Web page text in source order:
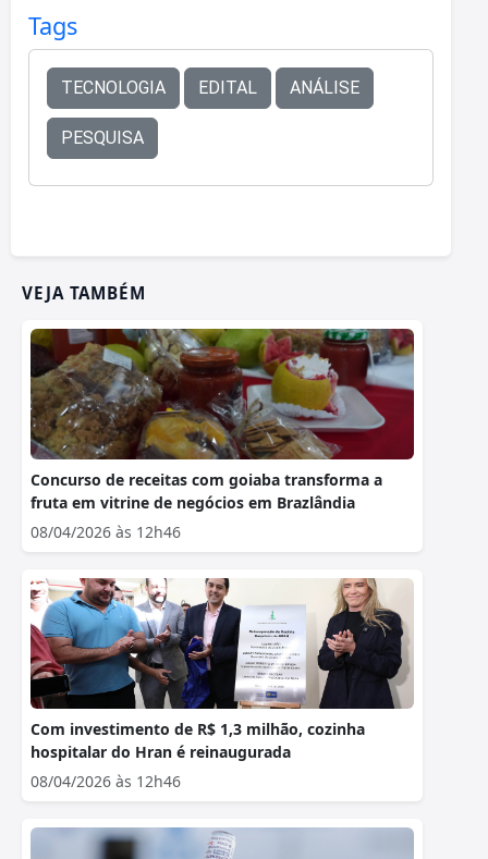
Tags
TECNOLOGIA EDITAL ANÁLISE
PESQUISA
VEJA TAMBÉM
Concurso de receitas com goiaba transforma a
fruta em vitrine de negócios em Brazlândia
08/04/2026 às 12h46
Com investimento de R$ 1,3 milhão, cozinha
hospitalar do Hran é reinaugurada
08/04/2026 às 12h46